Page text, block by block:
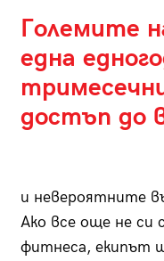
Големите
една
достъп до
и невероятните
Ако все още не си
фитнеса, екипът